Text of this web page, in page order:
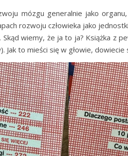
mózgu generalnie jako
rozwoju człowieka jako
wiemy, że ja to ja? Książka z
to mieści się w głowie, dowiecie